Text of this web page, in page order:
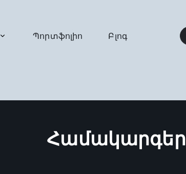
Պորտֆոլիո Բլոգ
Համակարգեր